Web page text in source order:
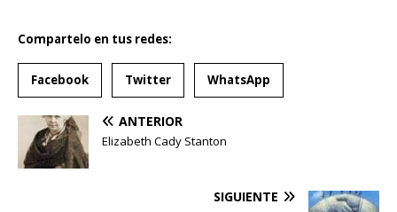
Compartelo en tus redes:
Facebook Twitter WhatsApp
ANTERIOR
Elizabeth Cady Stanton
SIGUIENTE